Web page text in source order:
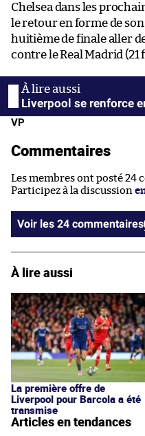
Chelsea dans les
le retour en forme de
huitième de finale aller
contre le Real Madrid (21
Liverpool se renforce
VP
Commentaires
Les membres ont posté 24
Participez à la discussion
Voir les 24 commentaires
À lire aussi
La première offre de
Liverpool pour Barcola a été
transmise
Articles en tendances